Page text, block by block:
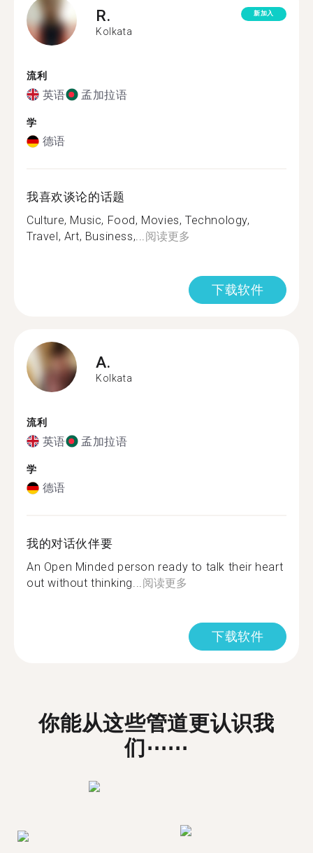
R.
Kolkata
新加入
流利
英语 孟加拉语
学
德语
我喜欢谈论的话题
Culture, Music, Food, Movies, Technology,
Travel, Art, Business,...阅读更多
下载软件
A.
Kolkata
流利
英语 孟加拉语
学
德语
我的对话伙伴要
An Open Minded person ready to talk their heart
out without thinking...阅读更多
下载软件
你能从这些管道更认识我
们⋯⋯